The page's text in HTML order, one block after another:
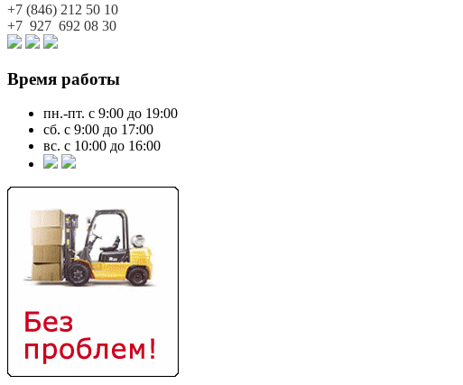
+7 (846) 212 50 10
+7 927 692 08 30
Время работы
пн.-пт. с 9:00 до 19:00
сб. с 9:00 до 17:00
вс. с 10:00 до 16:00